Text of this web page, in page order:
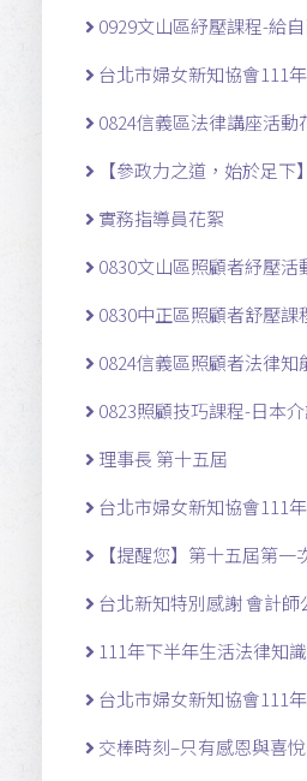
0929文山區紓壓課程-給
台北市婦女新知協會111
0824信義區法律講座活動
【參政力之道，始於足下】
實務指導員花絮
0830文山區照顧者紓壓活
0830中正區照顧者舒壓課
0824信義區照顧者法律知
0823照顧技巧課程-日本
理事長 第十五屆
台北市婦女新知協會111
【提醒您】第十五屆第一
台北新知特別感謝 會計師
111年下半年生活法律知
台北市婦女新知協會111
交棒時刻–只有感恩與喜悅